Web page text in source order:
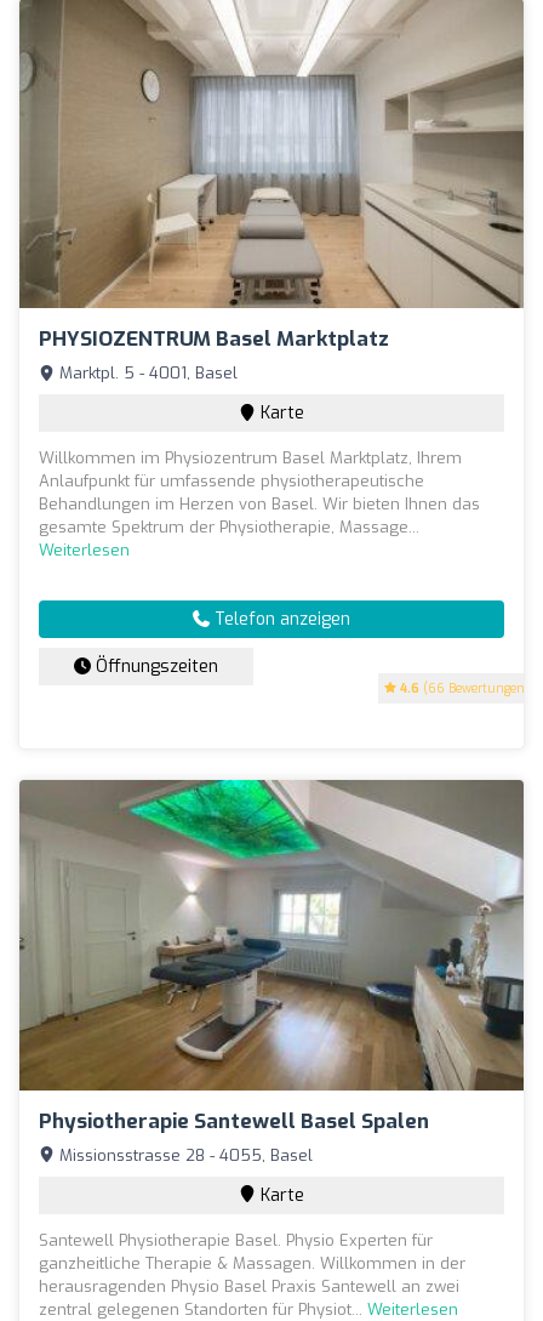
PHYSIOZENTRUM Basel Marktplatz
4.6 (66 Bewertungen)
Marktpl. 5 - 4001, Basel
Karte
Willkommen im Physiozentrum Basel Marktplatz, Ihrem
Anlaufpunkt für umfassende physiotherapeutische
Behandlungen im Herzen von Basel. Wir bieten Ihnen das
gesamte Spektrum der Physiotherapie, Massage...
Weiterlesen
Telefon anzeigen
Öffnungszeiten
Physiotherapie Santewell Basel Spalen
Missionsstrasse 28 - 4055, Basel
Karte
Santewell Physiotherapie Basel. Physio Experten für
ganzheitliche Therapie & Massagen. Willkommen in der
herausragenden Physio Basel Praxis Santewell an zwei
zentral gelegenen Standorten für Physiot... Weiterlesen